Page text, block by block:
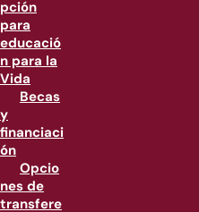
pción
para
educació
n para la
Vida
Becas
y
financiaci
ón
Opcio
nes de
transfere